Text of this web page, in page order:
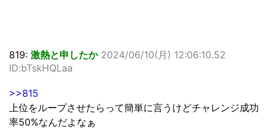
819: 激熱と申したか 2024/06/10(月) 12:06:10.52
ID:bTskHQLaa
>>815
上位をループさせたらって簡単に言うけどチャレンジ成功
率50%なんだよなぁ